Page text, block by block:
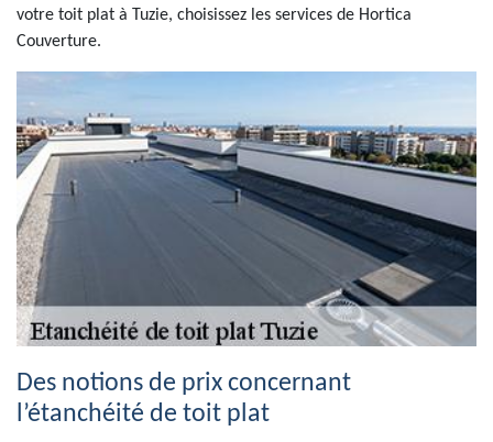
votre toit plat à Tuzie, choisissez les services de Hortica
Couverture.
Des notions de prix concernant
l’étanchéité de toit plat